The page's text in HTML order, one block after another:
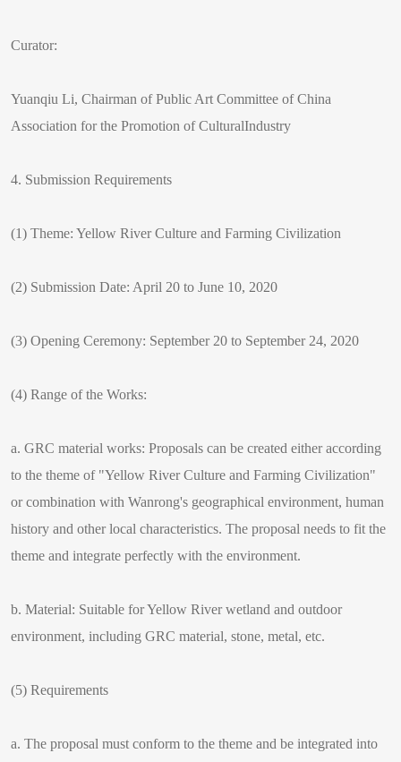
Curator:
Yuanqiu Li, Chairman of Public Art Committee of China
Association for the Promotion of CulturalIndustry
4. Submission Requirements
(1) Theme: Yellow River Culture and Farming Civilization
(2) Submission Date: April 20 to June 10, 2020
(3) Opening Ceremony: September 20 to September 24, 2020
(4) Range of the Works:
a. GRC material works: Proposals can be created either according
to the theme of "Yellow River Culture and Farming Civilization"
or combination with Wanrong's geographical environment, human
history and other local characteristics. The proposal needs to fit the
theme and integrate perfectly with the environment.
b. Material: Suitable for Yellow River wetland and outdoor
environment, including GRC material, stone, metal, etc.
(5) Requirements
a. The proposal must conform to the theme and be integrated into